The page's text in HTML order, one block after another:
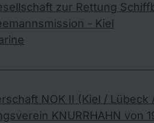
zur Rettung
- Kiel
NOK II (Kiel / Lübeck
KNURRHAHN von